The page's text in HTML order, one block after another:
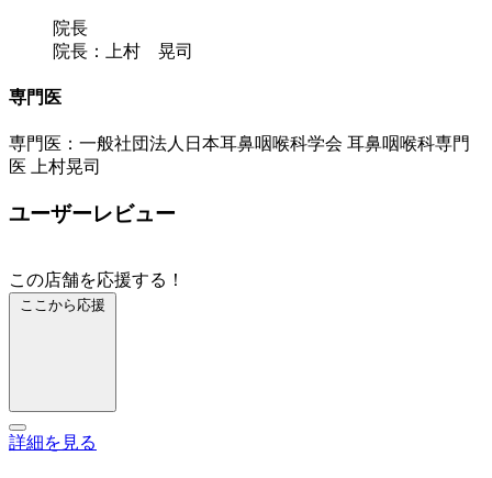
院長
院長：上村 晃司
専門医
専門医：一般社団法人日本耳鼻咽喉科学会 耳鼻咽喉科専門
医 上村晃司
ユーザーレビュー
この店舗を応援する！
ここから応援
詳細を見る